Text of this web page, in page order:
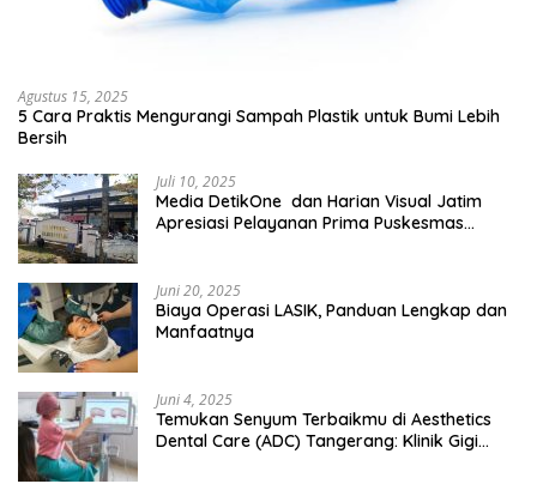
Agustus 15, 2025
5 Cara Praktis Mengurangi Sampah Plastik untuk Bumi Lebih
Bersih
Juli 10, 2025
Media DetikOne dan Harian Visual Jatim
Apresiasi Pelayanan Prima Puskesmas
Juni 20, 2025
Biaya Operasi LASIK, Panduan Lengkap dan
Manfaatnya
Juni 4, 2025
Temukan Senyum Terbaikmu di Aesthetics
Dental Care (ADC) Tangerang: Klinik Gigi